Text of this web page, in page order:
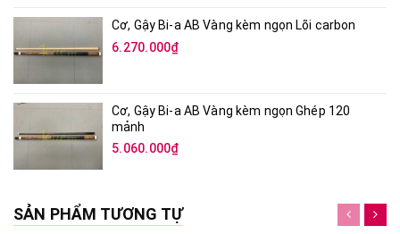
Cơ, Gậy Bi-a AB Vàng kèm ngọn Lõi carbon
6.270.000₫
Cơ, Gậy Bi-a AB Vàng kèm ngọn Ghép 120
mảnh
5.060.000₫
SẢN PHẨM TƯƠNG TỰ